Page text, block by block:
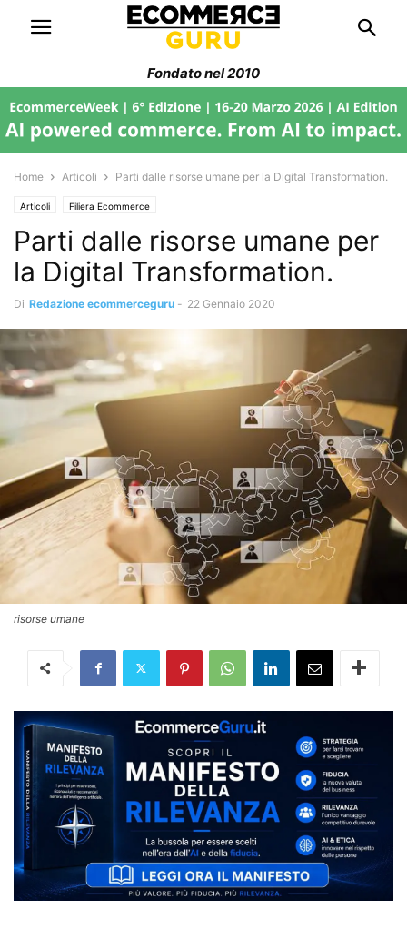
Fondato nel 2010
Home Articoli Parti dalle risorse umane per la Digital Transformation.
Articoli Filiera Ecommerce
Parti dalle risorse umane per
la Digital Transformation.
Di Redazione ecommerceguru - 22 Gennaio 2020
risorse umane